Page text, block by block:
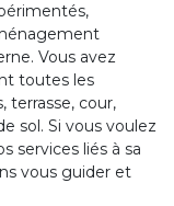
Vous avez
toutes les
terrasse, cour,
sol. Si vous voulez
services liés à sa
vous guider et